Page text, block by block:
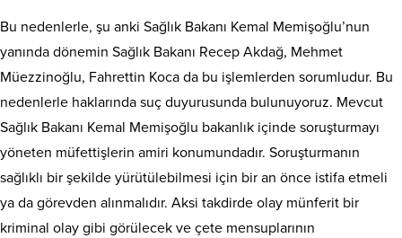
Bu nedenlerle, şu anki Sağlık Bakanı Kemal Memişoğlu’nun
yanında dönemin Sağlık Bakanı Recep Akdağ, Mehmet
Müezzinoğlu, Fahrettin Koca da bu işlemlerden sorumludur. Bu
nedenlerle haklarında suç duyurusunda bulunuyoruz. Mevcut
Sağlık Bakanı Kemal Memişoğlu bakanlık içinde soruşturmayı
yöneten müfettişlerin amiri konumundadır. Soruşturmanın
sağlıklı bir şekilde yürütülebilmesi için bir an önce istifa etmeli
ya da görevden alınmalıdır. Aksi takdirde olay münferit bir
kriminal olay gibi görülecek ve çete mensuplarının